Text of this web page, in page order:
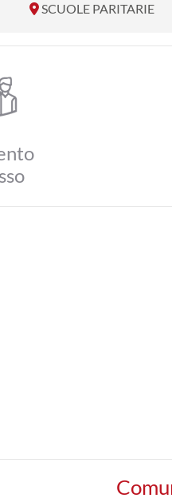
SCUOLE PARITARIE